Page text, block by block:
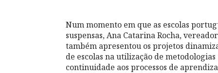
Num momento em que as escolas
suspensas, Ana Catarina Rocha,
também apresentou os projetos
de escolas na utilização de
continuidade aos processos de